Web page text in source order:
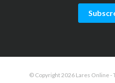
© Copyright 2026 Lares Online -